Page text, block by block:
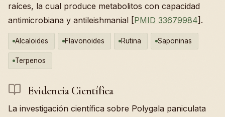
raíces, la cual produce metabolitos con capacidad
antimicrobiana y antileishmanial [PMID 33679984].
Alcaloides Flavonoides Rutina Saponinas
Terpenos
Evidencia Científica
La investigación científica sobre Polygala paniculata